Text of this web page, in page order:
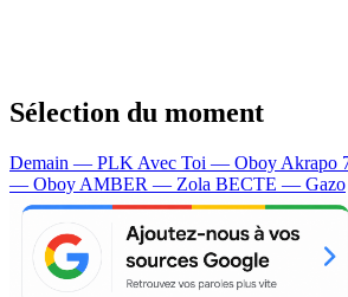
Sélection du moment
Demain — PLK Avec Toi — Oboy Akrapo
— Oboy AMBER — Zola BECTE — Gazo